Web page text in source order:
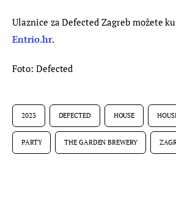
Ulaznice za Defected Zagreb možete
Entrio.hr.
Foto: Defected
2023 DEFECTED HOUSE
PARTY THE GARDEN BREWERY